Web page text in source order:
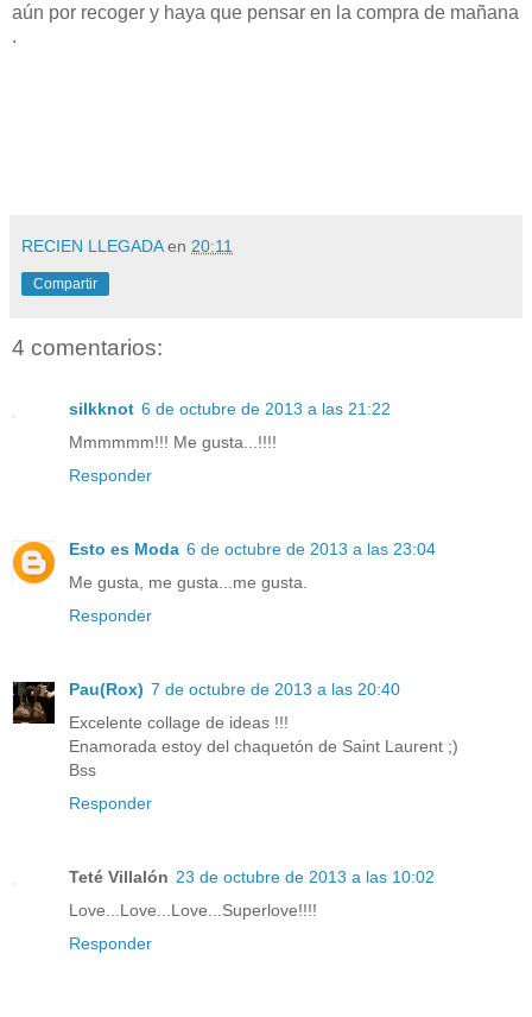
aún por recoger y haya que pensar en la compra de mañana
.
RECIEN LLEGADA en 20:11
Compartir
4 comentarios:
silkknot 6 de octubre de 2013 a las 21:22
Mmmmmm!!! Me gusta...!!!!
Responder
Esto es Moda 6 de octubre de 2013 a las 23:04
Me gusta, me gusta...me gusta.
Responder
Pau(Rox) 7 de octubre de 2013 a las 20:40
Excelente collage de ideas !!!
Enamorada estoy del chaquetón de Saint Laurent ;)
Bss
Responder
Teté Villalón 23 de octubre de 2013 a las 10:02
Love...Love...Love...Superlove!!!!
Responder